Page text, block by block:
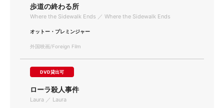
歩道の終わる所
Where the Sidewalk Ends ／ Where the Sidewalk Ends
オットー・プレミンジャー
外国映画/Foreign Film
DVD貸出可
ローラ殺人事件
Laura ／ Laura